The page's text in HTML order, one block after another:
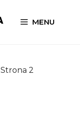
MENU
Strona 2